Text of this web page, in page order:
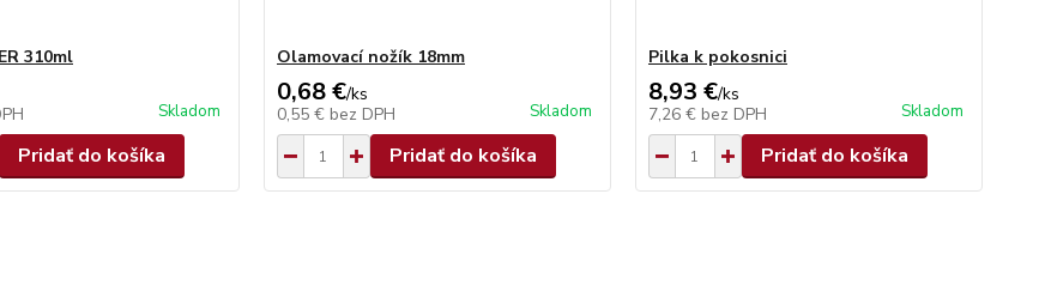
310ml
Skladom
Pridať do košíka
Olamovací nožík 18mm
0,68 €/ks
0,55 € bez DPH Skladom
Pridať do košíka
Pilka k pokosnici
8,93 €/ks
7,26 € bez DPH Skladom
Pridať do košíka